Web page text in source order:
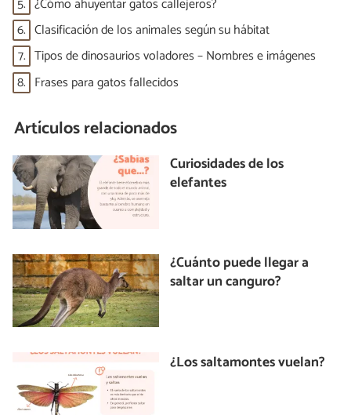
6. Clasificación de los animales según su hábitat
7. Tipos de dinosaurios voladores – Nombres e imágenes
8. Frases para gatos fallecidos
Artículos relacionados
Curiosidades de los
elefantes
¿Cuánto puede llegar a
saltar un canguro?
¿Los saltamontes vuelan?